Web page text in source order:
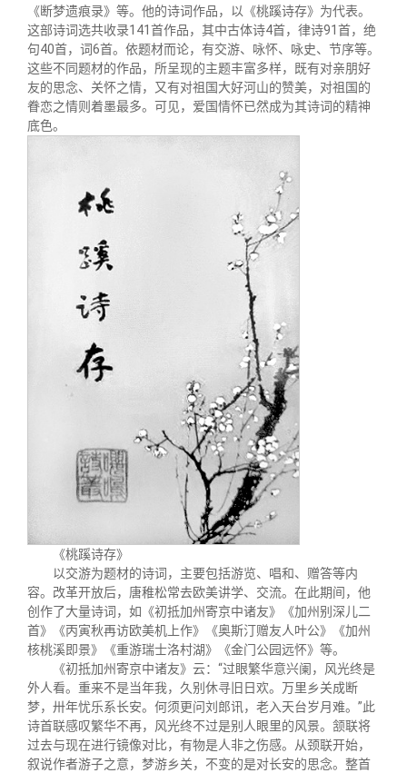
《断梦遗痕录》等。他的诗词作品，以《桃蹊诗存》为代表。
这部诗词选共收录141首作品，其中古体诗4首，律诗91首，绝
句40首，词6首。依题材而论，有交游、咏怀、咏史、节序等。
这些不同题材的作品，所呈现的主题丰富多样，既有对亲朋好
友的思念、关怀之情，又有对祖国大好河山的赞美，对祖国的
眷恋之情则着墨最多。可见，爱国情怀已然成为其诗词的精神
底色。
《桃蹊诗存》
以交游为题材的诗词，主要包括游览、唱和、赠答等内
容。改革开放后，唐稚松常去欧美讲学、交流。在此期间，他
创作了大量诗词，如《初抵加州寄京中诸友》《加州别深儿二
首》《丙寅秋再访欧美机上作》《奥斯汀赠友人叶公》《加州
核桃溪即景》《重游瑞士洛村湖》《金门公园远怀》等。
《初抵加州寄京中诸友》云：“过眼繁华意兴阑，风光终是
外人看。重来不是当年我，久别休寻旧日欢。万里乡关成断
梦，卅年忧乐系长安。何须更问刘郎讯，老入天台岁月难。”此
诗首联感叹繁华不再，风光终不过是别人眼里的风景。颔联将
过去与现在进行镜像对比，有物是人非之伤感。从颈联开始，
叙说作者游子之意，梦游乡关，不变的是对长安的思念。整首